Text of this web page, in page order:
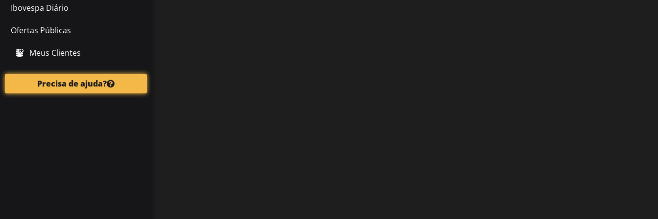
Ibovespa Diário
Ofertas Públicas
Meus Clientes
Precisa de ajuda?